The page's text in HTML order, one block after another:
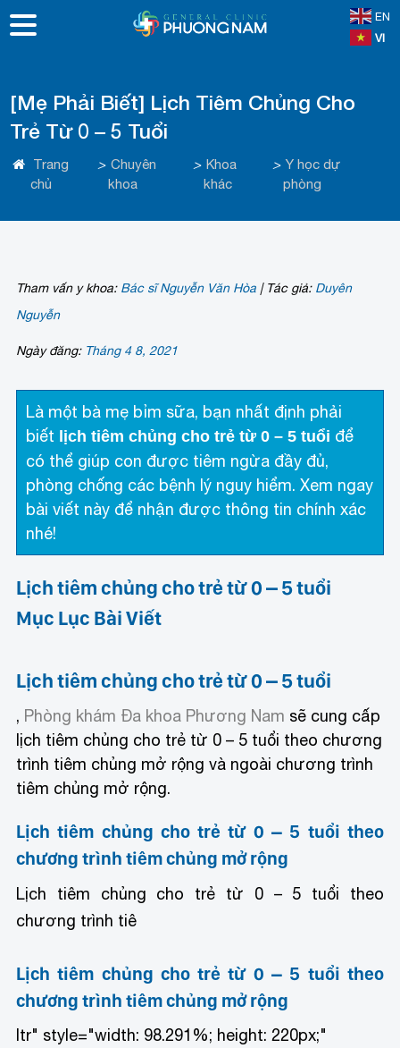
EN
VI
[Mẹ Phải Biết] Lịch Tiêm Chủng Cho
Trẻ Từ 0 – 5 Tuổi
Trang
chủ
> Chuyên
khoa
> Khoa
khác
> Y học dự
phòng
Tham vấn y khoa: Bác sĩ Nguyễn Văn Hòa |Tác giả: Duyên
Nguyễn
Ngày đăng: Tháng 4 8, 2021
Là một bà mẹ bỉm sữa, bạn nhất định phải
biết lịch tiêm chủng cho trẻ từ 0 – 5 tuổi để
có thể giúp con được tiêm ngừa đầy đủ,
phòng chống các bệnh lý nguy hiểm. Xem ngay
bài viết này để nhận được thông tin chính xác
nhé!
Lịch tiêm chủng cho trẻ từ 0 – 5 tuổi
Mục Lục Bài Viết
Lịch tiêm chủng cho trẻ từ 0 – 5 tuổi
, Phòng khám Đa khoa Phương Nam sẽ cung cấp
lịch tiêm chủng cho trẻ từ 0 – 5 tuổi theo chương
trình tiêm chủng mở rộng và ngoài chương trình
tiêm chủng mở rộng.
Lịch tiêm chủng cho trẻ từ 0 – 5 tuổi theo
chương trình tiêm chủng mở rộng
Lịch tiêm chủng cho trẻ từ 0 – 5 tuổi theo
chương trình tiê
Lịch tiêm chủng cho trẻ từ 0 – 5 tuổi theo
chương trình tiêm chủng mở rộng
ltr" style="width: 98.291%; height: 220px;"